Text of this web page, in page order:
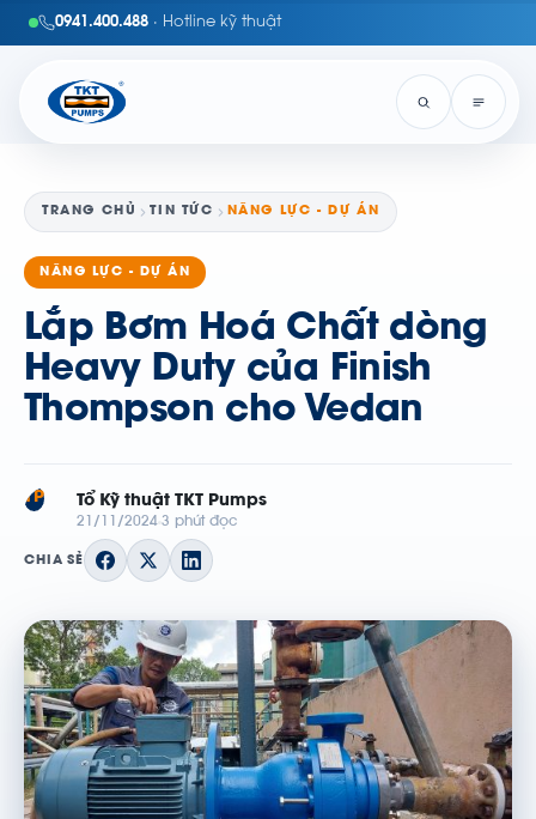
0941.400.488 · Hotline kỹ thuật
TRANG CHỦ TIN TỨC NĂNG LỰC - DỰ ÁN
NĂNG LỰC - DỰ ÁN
Lắp Bơm Hoá Chất dòng
Heavy Duty của Finish
Thompson cho Vedan
TP Tổ Kỹ thuật TKT Pumps
21/11/2024 3 phút đọc
CHIA SẺ